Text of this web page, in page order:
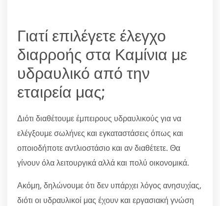
Γιατί επιλέγετε έλεγχο
διαρροής στα Καμίνια με
υδραυλικό από την
εταιρεία μας;
Διότι διαθέτουμε έμπειρους υδραυλικούς για να
ελέγξουμε σωλήνες και εγκαταστάσεις όπως και
οποιοδήποτε αντλιοστάσιο και αν διαθέτετε. Θα
γίνουν όλα λειτουργικά αλλά και πολύ οικονομικά.
Ακόμη, δηλώνουμε ότι δεν υπάρχει λόγος ανησυχίας,
διότι οι υδραυλικοί μας έχουν και εργασιακή γνώση